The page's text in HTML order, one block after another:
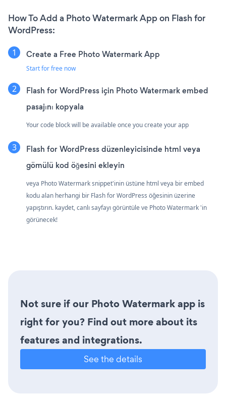
How To Add a Photo Watermark App on Flash for
WordPress:
Create a Free Photo Watermark App
Start for free now
Flash for WordPress için Photo Watermark embed
pasajını kopyala
Your code block will be available once you create your app
Flash for WordPress düzenleyicisinde html veya
gömülü kod öğesini ekleyin
veya Photo Watermark snippet'inin üstüne html veya bir embed
kodu alan herhangi bir Flash for WordPress öğesinin üzerine
yapıştırın. kaydet, canlı sayfayı görüntüle ve Photo Watermark 'in
görünecek!
Not sure if our Photo Watermark app is
right for you? Find out more about its
features and integrations.
See the details